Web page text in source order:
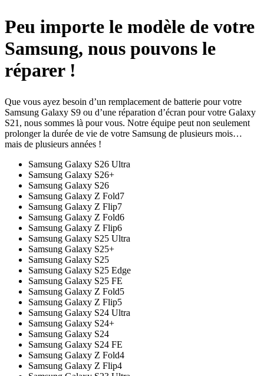
Peu importe le modèle de votre
Samsung, nous pouvons le
réparer !
Que vous ayez besoin d’un remplacement de batterie pour votre
Samsung Galaxy S9 ou d’une réparation d’écran pour votre Galaxy
S21, nous sommes là pour vous. Notre équipe peut non seulement
prolonger la durée de vie de votre Samsung de plusieurs mois…
mais de plusieurs années !
Samsung Galaxy S26 Ultra
Samsung Galaxy S26+
Samsung Galaxy S26
Samsung Galaxy Z Fold7
Samsung Galaxy Z Flip7
Samsung Galaxy Z Fold6
Samsung Galaxy Z Flip6
Samsung Galaxy S25 Ultra
Samsung Galaxy S25+
Samsung Galaxy S25
Samsung Galaxy S25 Edge
Samsung Galaxy S25 FE
Samsung Galaxy Z Fold5
Samsung Galaxy Z Flip5
Samsung Galaxy S24 Ultra
Samsung Galaxy S24+
Samsung Galaxy S24
Samsung Galaxy S24 FE
Samsung Galaxy Z Fold4
Samsung Galaxy Z Flip4